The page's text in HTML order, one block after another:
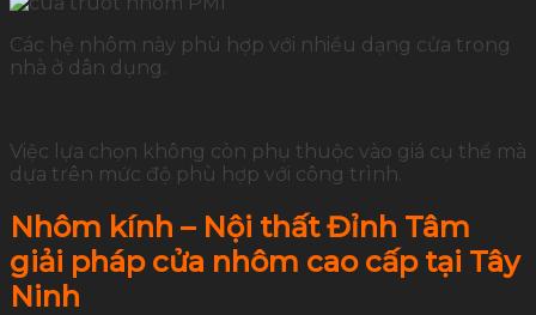
Các hệ nhôm này phù hợp với nhiều dạng cửa trong
nhà ở dân dụng.
Việc lựa chọn không còn phụ thuộc vào giá cụ thể mà
dựa trên mức độ phù hợp với công trình.
Nhôm kính – Nội thất Đỉnh Tâm
giải pháp cửa nhôm cao cấp tại Tây
Ninh